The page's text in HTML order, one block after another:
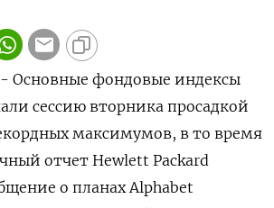
Основные фондовые индексы
сессию вторника просадкой
максимумов, в ​то ⁠время
‌отчет Hewlett Packard
о ​планах Alphabet